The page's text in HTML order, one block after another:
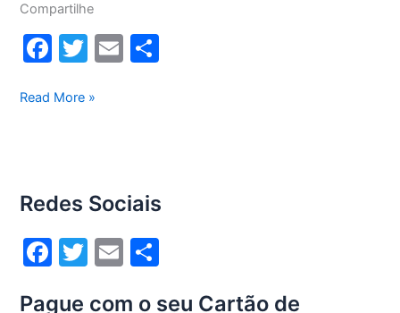
Compartilhe
F
c
o
o
k
T
itt
E
Conserto
12Kg
Read More »
Redes Sociais
F
T
E
Pague com o seu Cartão de